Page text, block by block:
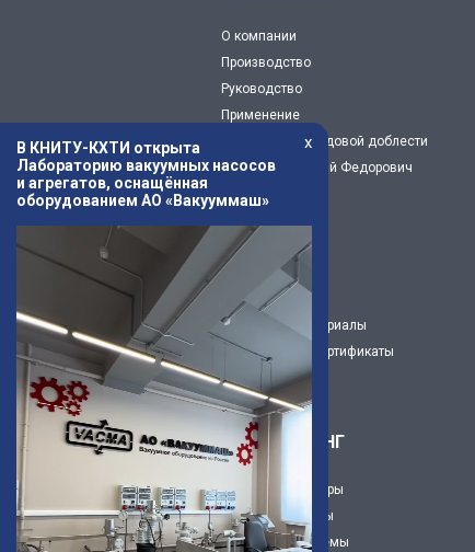
x
В КНИТУ-КХТИ открыта
Лабораторию вакуумных насосов
и агрегатов, оснащённая
оборудованием АО «Вакууммаш»
О компании
Производство
Руководство
Применение
Предприятие трудовой доблести
Капустин Николай Федорович
Новости
Статьи
3Д модели
Рекламные материалы
Декларации и сертификаты
Карьера
ИНЖИНИРИНГ
Вакуумные камеры
Вакуумные посты
Вакуумнве системы